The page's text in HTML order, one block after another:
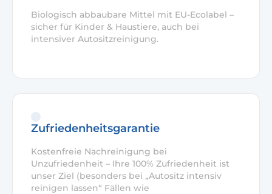
Biologisch abbaubare Mittel mit EU-Ecolabel –
sicher für Kinder & Haustiere, auch bei
intensiver Autositzreinigung.
Zufriedenheitsgarantie
Kostenfreie Nachreinigung bei
Unzufriedenheit – Ihre 100% Zufriedenheit ist
unser Ziel (besonders bei „Autositz intensiv
reinigen lassen“ Fällen wie